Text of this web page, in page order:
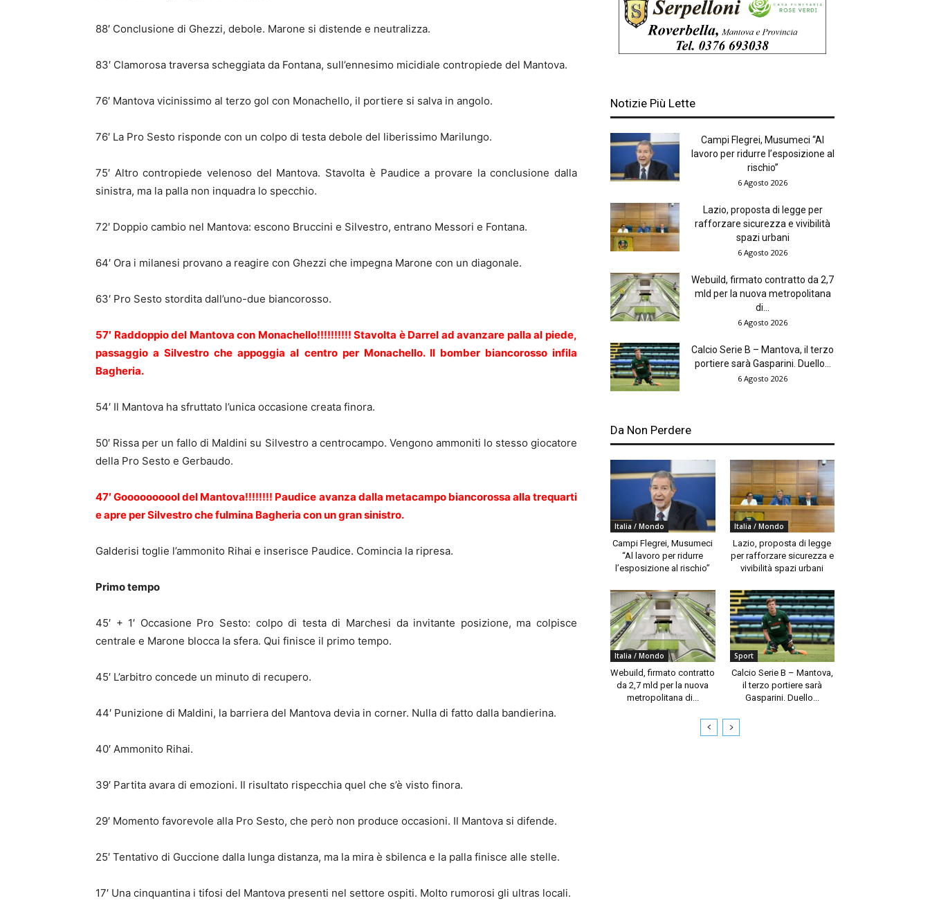
88′ Conclusione di Ghezzi, debole. Marone si distende e neutralizza.
83′ Clamorosa traversa scheggiata da Fontana, sull’ennesimo micidiale contropiede del Mantova.
76′ Mantova vicinissimo al terzo gol con Monachello, il portiere si salva in angolo.
76′ La Pro Sesto risponde con un colpo di testa debole del liberissimo Marilungo.
75′ Altro contropiede velenoso del Mantova. Stavolta è Paudice a provare la conclusione dalla
sinistra, ma la palla non inquadra lo specchio.
72′ Doppio cambio nel Mantova: escono Bruccini e Silvestro, entrano Messori e Fontana.
64′ Ora i milanesi provano a reagire con Ghezzi che impegna Marone con un diagonale.
63′ Pro Sesto stordita dall’uno-due biancorosso.
57′ Raddoppio del Mantova con Monachello!!!!!!!!!! Stavolta è Darrel ad avanzare palla al piede,
passaggio a Silvestro che appoggia al centro per Monachello. Il bomber biancorosso infila
Bagheria.
54′ Il Mantova ha sfruttato l’unica occasione creata finora.
50′ Rissa per un fallo di Maldini su Silvestro a centrocampo. Vengono ammoniti lo stesso giocatore
della Pro Sesto e Gerbaudo.
47′ Goooooooool del Mantova!!!!!!!! Paudice avanza dalla metacampo biancorossa alla trequarti
e apre per Silvestro che fulmina Bagheria con un gran sinistro.
Galderisi toglie l’ammonito Rihai e inserisce Paudice. Comincia la ripresa.
Primo tempo
45′ + 1′ Occasione Pro Sesto: colpo di testa di Marchesi da invitante posizione, ma colpisce
centrale e Marone blocca la sfera. Qui finisce il primo tempo.
45′ L’arbitro concede un minuto di recupero.
44′ Punizione di Maldini, la barriera del Mantova devia in corner. Nulla di fatto dalla bandierina.
40′ Ammonito Rihai.
39′ Partita avara di emozioni. Il risultato rispecchia quel che s’è visto finora.
29′ Momento favorevole alla Pro Sesto, che però non produce occasioni. Il Mantova si difende.
25′ Tentativo di Guccione dalla lunga distanza, ma la mira è sbilenca e la palla finisce alle stelle.
17′ Una cinquantina i tifosi del Mantova presenti nel settore ospiti. Molto rumorosi gli ultras locali.
Notizie Più Lette
Campi Flegrei, Musumeci “Al
lavoro per ridurre l’esposizione al
rischio”
6 Agosto 2026
Lazio, proposta di legge per
rafforzare sicurezza e vivibilità
spazi urbani
6 Agosto 2026
Webuild, firmato contratto da 2,7
mld per la nuova metropolitana
di...
6 Agosto 2026
Calcio Serie B – Mantova, il terzo
portiere sarà Gasparini. Duello...
6 Agosto 2026
Da Non Perdere
Italia / Mondo
Campi Flegrei, Musumeci
“Al lavoro per ridurre
l’esposizione al rischio”
Italia / Mondo
Lazio, proposta di legge
per rafforzare sicurezza e
vivibilità spazi urbani
Italia / Mondo
Webuild, firmato contratto
da 2,7 mld per la nuova
metropolitana di...
Sport
Calcio Serie B – Mantova,
il terzo portiere sarà
Gasparini. Duello...